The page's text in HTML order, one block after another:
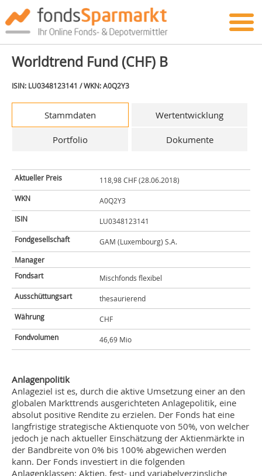
Worldtrend Fund (CHF) B
ISIN: LU0348123141 / WKN: A0Q2Y3
Stammdaten Wertentwicklung
Portfolio Dokumente
Aktueller Preis
118,98 CHF (28.06.2018)
WKN
A0Q2Y3
ISIN
LU0348123141
Fondgesellschaft
GAM (Luxembourg) S.A.
Manager
Fondsart
Mischfonds flexibel
Ausschüttungsart
thesaurierend
Währung
CHF
Fondvolumen
46,69 Mio
Anlagenpolitik
Anlageziel ist es, durch die aktive Umsetzung einer an den
globalen Markttrends ausgerichteten Anlagepolitik, eine
absolut positive Rendite zu erzielen. Der Fonds hat eine
langfristige strategische Aktienquote von 50%, von welcher
jedoch je nach aktueller Einschätzung der Aktienmärkte in
der Bandbreite von 0% bis 100% abgewichen werden
kann. Der Fonds investiert in die folgenden
Anlagenklassen: Aktien, fest- und variabelverzinsliche